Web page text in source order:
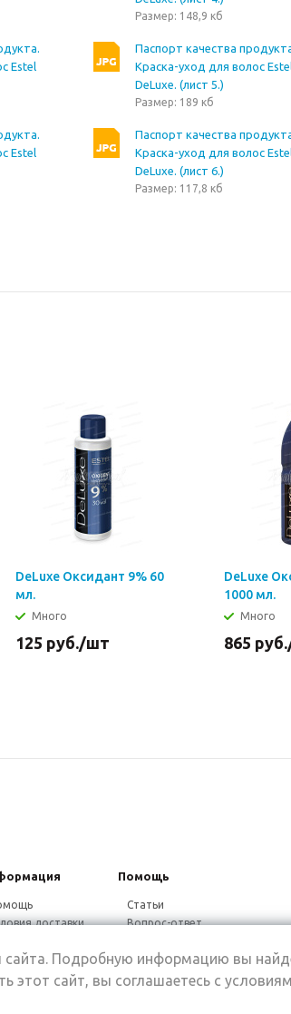
Estel
Estel
Размер: 148,9 кб
Паспорт качества
Краска-уход для волос
DeLuxe. (лист 5.)
Размер: 189 кб
Паспорт качества
Краска-уход для волос
DeLuxe. (лист 6.)
Размер: 117,8 кб
DeLuxe Оксидант 9% 60
мл.
Много
125 руб./шт
DeLuxe
1000 мл.
Много
865 руб.
Помощь
доставки
Статьи
Вопрос-ответ
Подробную информацию вы
этот сайт, вы соглашаетесь с